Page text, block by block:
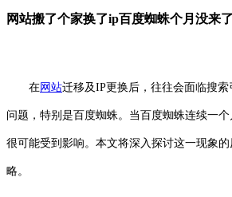
网站搬了个家换了ip百度蜘蛛个月没来
在网站迁移及IP更换后，往往会面临搜
问题，特别是百度蜘蛛。当百度蜘蛛连续一
很可能受到影响。本文将深入探讨这一现象
略。